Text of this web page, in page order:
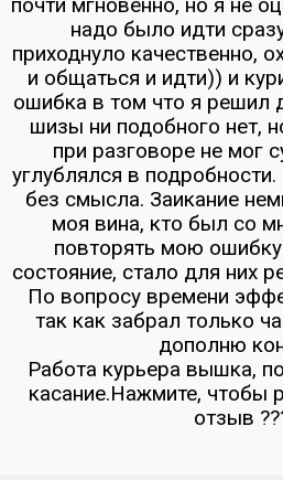
надо было идти
приходнуло качественно,
и общаться и идти)) и
ошибка в том что я решил
шизы ни подобного нет,
при разговоре не мог
углублялся в
без смысла. Заикание
моя вина, кто был со
повторять мою
состояние, стало для них
По вопросу времени
так как забрал только
дополню
Работа курьера вышка,
касание.Нажмите, чтобы
отзыв